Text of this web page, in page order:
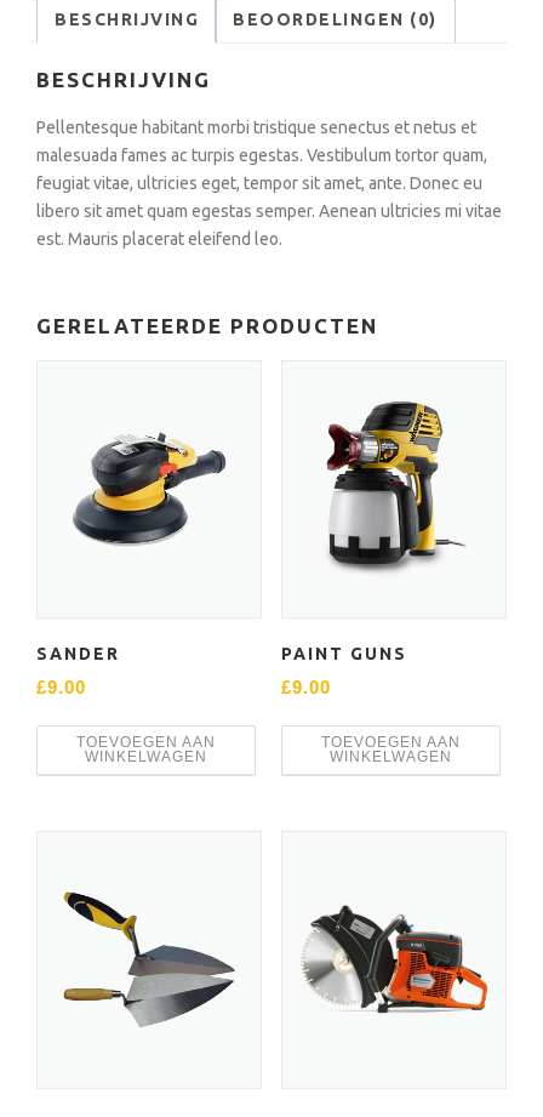
BESCHRIJVING BEOORDELINGEN (0)
BESCHRIJVING
Pellentesque habitant morbi tristique senectus et netus et
malesuada fames ac turpis egestas. Vestibulum tortor quam,
feugiat vitae, ultricies eget, tempor sit amet, ante. Donec eu
libero sit amet quam egestas semper. Aenean ultricies mi vitae
est. Mauris placerat eleifend leo.
GERELATEERDE PRODUCTEN
SANDER
£9.00
TOEVOEGEN AAN
WINKELWAGEN
PAINT GUNS
£9.00
TOEVOEGEN AAN
WINKELWAGEN